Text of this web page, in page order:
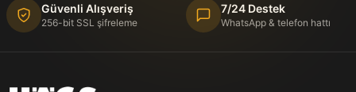
Güvenli Alışveriş
256-bit SSL şifreleme
7/24 Destek
WhatsApp & telefon hattı